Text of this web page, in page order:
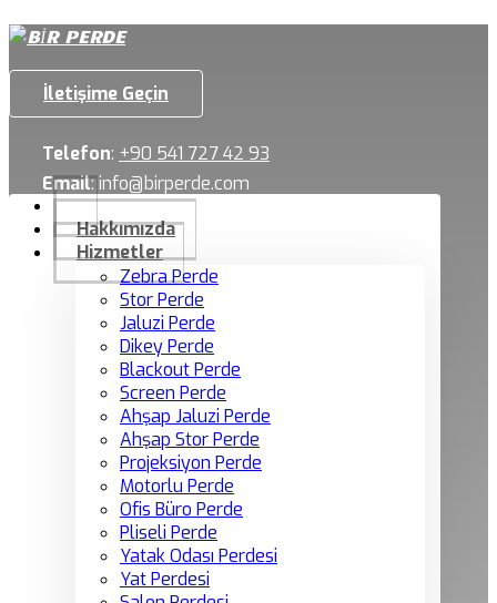
İletişime Geçin
Telefon: +90 541 727 42 93
Email:info@birperde.com
Hakkımızda
Hizmetler
Zebra Perde
Stor Perde
Jaluzi Perde
Dikey Perde
Blackout Perde
Screen Perde
Ahşap Jaluzi Perde
Ahşap Stor Perde
Projeksiyon Perde
Motorlu Perde
Ofis Büro Perde
Pliseli Perde
Yatak Odası Perdesi
Yat Perdesi